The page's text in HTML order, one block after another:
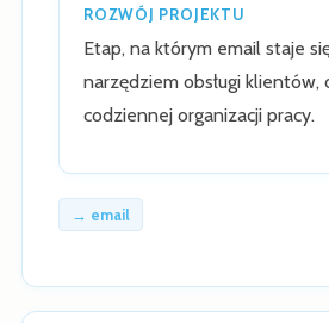
ROZWÓJ PROJEKTU
Etap, na którym email staje
narzędziem obsługi klientów,
codziennej organizacji pracy.
→ email